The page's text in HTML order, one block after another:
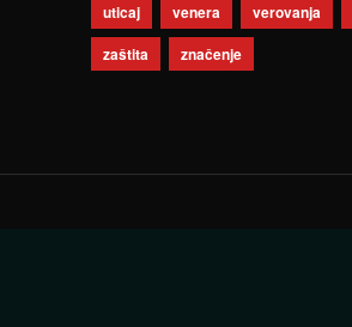
uticaj
venera verovanja
zaštita
značenje